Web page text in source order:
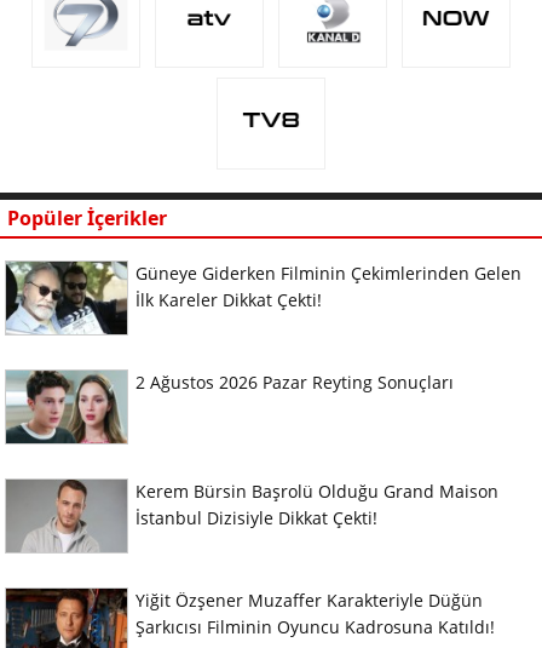
Popüler İçerikler
Güneye Giderken Filminin Çekimlerinden Gelen
İlk Kareler Dikkat Çekti!
2 Ağustos 2026 Pazar Reyting Sonuçları
Kerem Bürsin Başrolü Olduğu Grand Maison
İstanbul Dizisiyle Dikkat Çekti!
Yiğit Özşener Muzaffer Karakteriyle Düğün
Şarkıcısı Filminin Oyuncu Kadrosuna Katıldı!